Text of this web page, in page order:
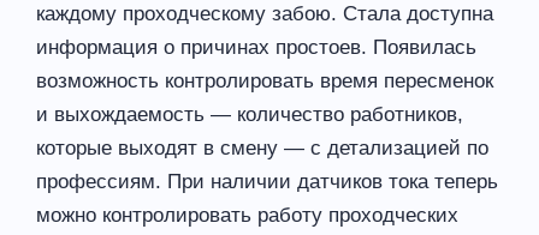
каждому проходческому забою. Стала доступна
информация о причинах простоев. Появилась
возможность контролировать время пересменок
и выхождаемость — количество работников,
которые выходят в смену — с детализацией по
профессиям. При наличии датчиков тока теперь
можно контролировать работу проходческих